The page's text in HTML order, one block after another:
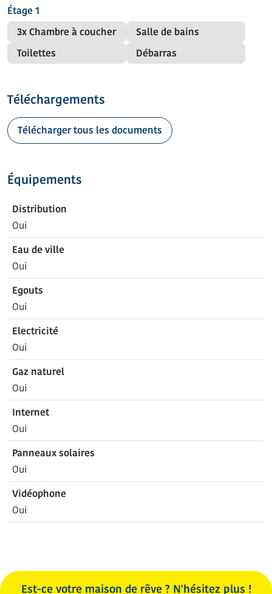
Étage 1
3x Chambre à coucher
Salle de bains
Toilettes
Débarras
Téléchargements
Télécharger tous les documents
Équipements
Distribution
Oui
Eau de ville
Oui
Egouts
Oui
Electricité
Oui
Gaz naturel
Oui
Internet
Oui
Panneaux solaires
Oui
Vidéophone
Oui
Est-ce votre maison de rêve ? N'hésitez plus !